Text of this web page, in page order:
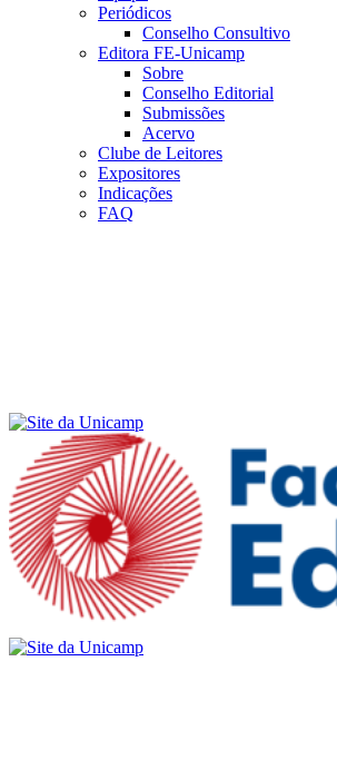
Periódicos
Conselho Consultivo
Editora FE-Unicamp
Sobre
Conselho Editorial
Submissões
Acervo
Clube de Leitores
Expositores
Indicações
FAQ